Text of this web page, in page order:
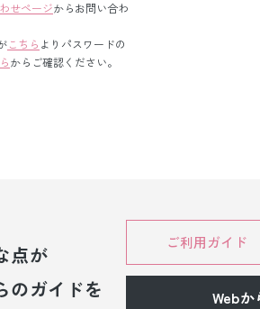
せページからお問い合わ
こちら よりパスワードの
からご確認ください。
点が
のガイドを
ご利用ガイド
Web